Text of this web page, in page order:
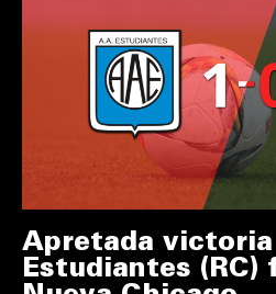
Apretada victoria
Estudiantes (RC)